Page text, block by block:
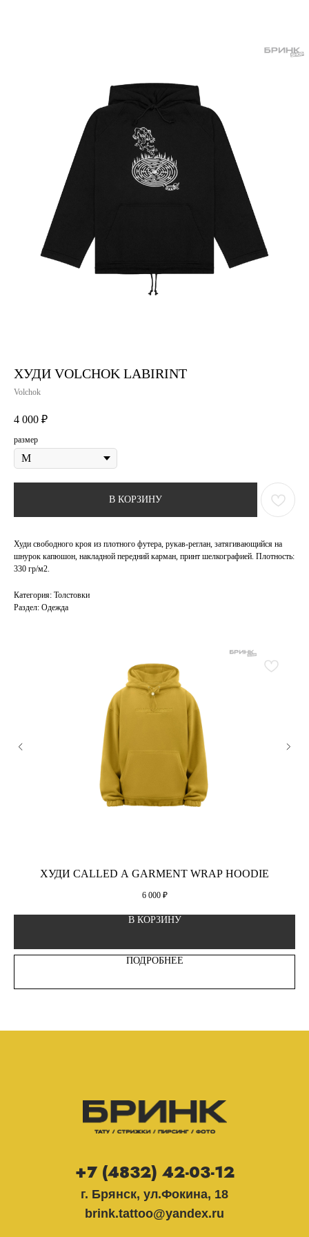
ХУДИ VOLCHOK LABIRINT
Volchok
4 000 ₽
размер
В КОРЗИНУ
Худи свободного кроя из плотного футера, рукав-реглан, затягивающийся на
шнурок капюшон, накладной передний карман, принт шелкографией. Плотность:
330 гр/м2.
Категория: Толстовки
Раздел: Одежда
ХУДИ CALLED A GARMENT WRAP HOODIE
6 000 ₽
В КОРЗИНУ
ПОДРОБНЕЕ
г. Брянск, ул.Фокина, 18
brink.tattoo@yandex.ru
+7 (4832) 42-03-12